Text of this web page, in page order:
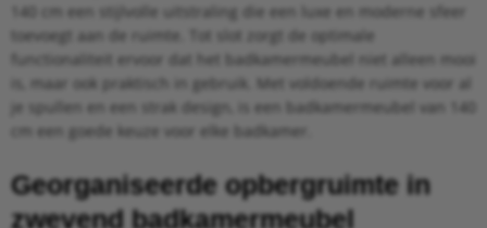
140 cm een stijlvolle uitstraling die een luxe en moderne sfeer
toevoegt aan de ruimte. Tot slot zorgt de optimale
functionaliteit ervoor dat het badkamermeubel niet alleen mooi
is, maar ook praktisch in gebruik. Met voldoende ruimte voor al
je spullen en een strak design, is een badkamermeubel van 140
cm een goede keuze voor elke badkamer.
Georganiseerde opbergruimte in
zwevend badkamermeubel